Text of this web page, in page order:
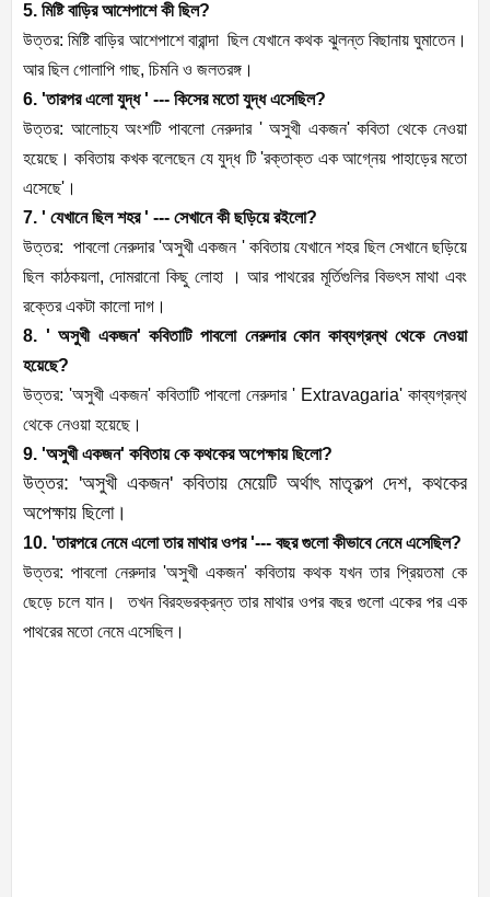
5. মিষ্টি বাড়ির আশেপাশে কী ছিল?
উত্তর: মিষ্টি বাড়ির আশেপাশে বারান্দা ছিল যেখানে কথক ঝুলন্ত বিছানায় ঘুমাতেন।
আর ছিল গোলাপি গাছ, চিমনি ও জলতরঙ্গ।
6. 'তারপর এলো যুদ্ধ ' --- কিসের মতো যুদ্ধ এসেছিল?
উত্তর: আলোচ্য অংশটি পাবলো নেরুদার ' অসুখী একজন' কবিতা থেকে নেওয়া
হয়েছে। কবিতায় কখক বলেছেন যে যুদ্ধ টি 'রক্তাক্ত এক আগ্নেয় পাহাড়ের মতো
এসেছে'।
7. ' যেখানে ছিল শহর ' --- সেখানে কী ছড়িয়ে রইলো?
উত্তর: পাবলো নেরুদার 'অসুখী একজন ' কবিতায় যেখানে শহর ছিল সেখানে ছড়িয়ে
ছিল কাঠকয়লা, দোমরানো কিছু লোহা । আর পাথরের মূর্তিগুলির বিভৎস মাথা এবং
রক্তের একটা কালো দাগ।
8. ' অসুখী একজন' কবিতাটি পাবলো নেরুদার কোন কাব্যগ্রন্থ থেকে নেওয়া
হয়েছে?
উত্তর: 'অসুখী একজন' কবিতাটি পাবলো নেরুদার ' Extravagaria' কাব্যগ্রন্থ
থেকে নেওয়া হয়েছে।
9. 'অসুখী একজন' কবিতায় কে কথকের অপেক্ষায় ছিলো?
উত্তর: 'অসুখী একজন' কবিতায় মেয়েটি অর্থাৎ মাতৃকল্প দেশ, কথকের
অপেক্ষায় ছিলো।
10. 'তারপরে নেমে এলো তার মাথার ওপর '--- বছর গুলো কীভাবে নেমে এসেছিল?
উত্তর: পাবলো নেরুদার 'অসুখী একজন' কবিতায় কথক যখন তার প্রিয়তমা কে
ছেড়ে চলে যান। তখন বিরহভরক্রন্ত তার মাথার ওপর বছর গুলো একের পর এক
পাথরের মতো নেমে এসেছিল।